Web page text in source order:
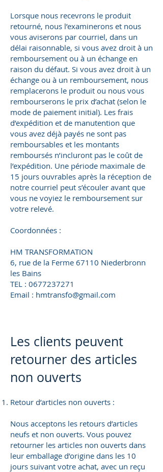
Lorsque nous recevrons le produit
retourné, nous l’examinerons et nous
vous aviserons par courriel, dans un
délai raisonnable, si vous avez droit à un
remboursement ou à un échange en
raison du défaut. Si vous avez droit à un
échange ou à un remboursement, nous
remplacerons le produit ou nous vous
rembourserons le prix d’achat (selon le
mode de paiement initial). Les frais
d’expédition et de manutention que
vous avez déjà payés ne sont pas
remboursables et les montants
remboursés n’incluront pas le coût de
l’expédition. Une période maximale de
15 jours ouvrables après la réception de
notre courriel peut s’écouler avant que
vous ne voyiez le remboursement sur
votre relevé.
Coordonnées :
HM TRANSFORMATION
6, rue de la Ferme 67110 Niederbronn
les Bains
TEL : 0677237271
Email : hmtransfo@gmail.com
Les clients peuvent
retourner des articles
non ouverts
Retour d’articles non ouverts :
Nous acceptons les retours d’articles
neufs et non ouverts. Vous pouvez
retourner les articles non ouverts dans
leur emballage d’origine dans les 10
jours suivant votre achat, avec un reçu